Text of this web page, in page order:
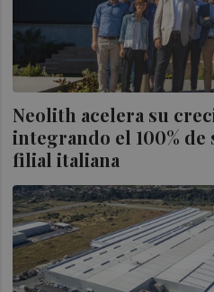
Neolith acelera su
integrando el 100% de
filial italiana